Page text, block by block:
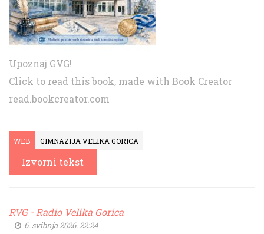
Upoznaj GVG!
Click to read this book, made with Book Creator
read.bookcreator.com
WEB GIMNAZIJA VELIKA GORICA
Izvorni tekst
RVG - Radio Velika Gorica
6. svibnja 2026. 22:24